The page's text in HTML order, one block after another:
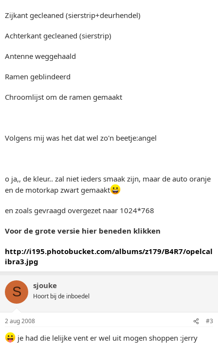
Zijkant gecleaned (sierstrip+deurhendel)
Achterkant gecleaned (sierstrip)
Antenne weggehaald
Ramen geblindeerd
Chroomlijst om de ramen gemaakt
Volgens mij was het dat wel zo'n beetje:angel
o ja,, de kleur.. zal niet ieders smaak zijn, maar de auto oranje
en de motorkap zwart gemaakt
en zoals gevraagd overgezet naar 1024*768
Voor de grote versie hier beneden klikken
http://i195.photobucket.com/albums/z179/B4R7/opelcal
ibra3.jpg
S sjouke
Hoort bij de inboedel
2 aug 2008 #3
je had die lelijke vent er wel uit mogen shoppen :jerry